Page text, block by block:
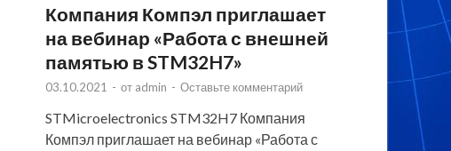
Компания Компэл приглашает
на вебинар «Работа с внешней
памятью в STM32H7»
03.10.2021 - от admin - Оставьте комментарий
STMicroelectronics STM32H7 Компания
Компэл приглашает на вебинар «Работа с